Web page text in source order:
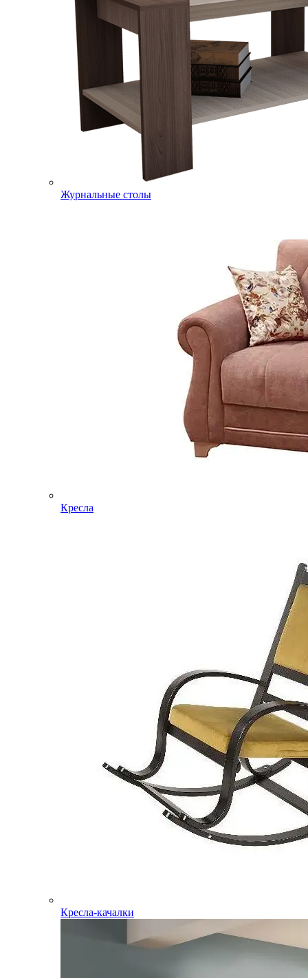
Журнальные столы
Кресла
Кресла-качалки